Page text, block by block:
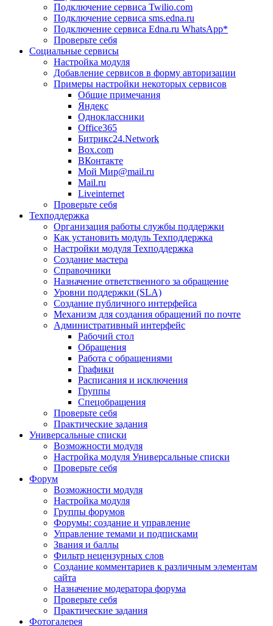
Подключение сервиса Twilio.com
Подключение сервиса sms.edna.ru
Подключение сервиса Edna.ru WhatsApp*
Проверьте себя
Социальные сервисы
Настройка модуля
Добавление сервисов в форму авторизации
Примеры настройки некоторых сервисов
Общие примечания
Яндекс
Одноклассники
Office365
Битрикс24.Network
Box.com
ВКонтакте
Мой Мир@mail.ru
Mail.ru
Liveinternet
Проверьте себя
Техподдержка
Организация работы службы поддержки
Как установить модуль Техподдержка
Настройки модуля Техподдержка
Создание мастера
Справочники
Назначение ответственного за обращение
Уровни поддержки (SLA)
Создание публичного интерфейса
Механизм для создания обращений по почте
Административный интерфейс
Рабочий стол
Обращения
Работа с обращениями
Графики
Расписания и исключения
Группы
Спецобращения
Проверьте себя
Практические задания
Универсальные списки
Возможности модуля
Настройка модуля Универсальные списки
Проверьте себя
Форум
Возможности модуля
Настройка модуля
Группы форумов
Форумы: создание и управление
Управление темами и подписками
Звания и баллы
Фильтр нецензурных слов
Создание комментариев к различным элементам
сайта
Назначение модератора форума
Проверьте себя
Практические задания
Фотогалерея